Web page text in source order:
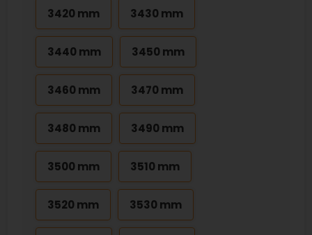
3420 mm 3430 mm
3440 mm 3450 mm
3460 mm 3470 mm
3480 mm 3490 mm
3500 mm 3510 mm
3520 mm 3530 mm